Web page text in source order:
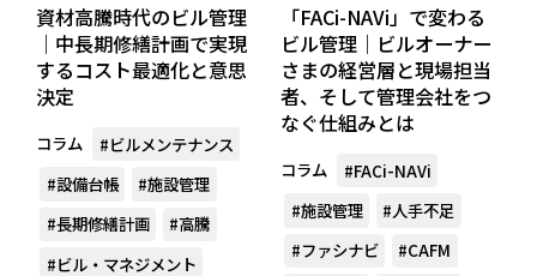
資材高騰時代のビル管理
｜中長期修繕計画で実現
するコスト最適化と意思
決定
コラム
#ビルメンテナンス
#設備台帳
#施設管理
#長期修繕計画
#高騰
#ビル・マネジメント
「FACi-NAVi」で変わる
ビル管理｜ビルオーナー
さまの経営層と現場担当
者、そして管理会社をつ
なぐ仕組みとは
コラム
#FACi-NAVi
#施設管理
#人手不足
#ファシナビ
#CAFM